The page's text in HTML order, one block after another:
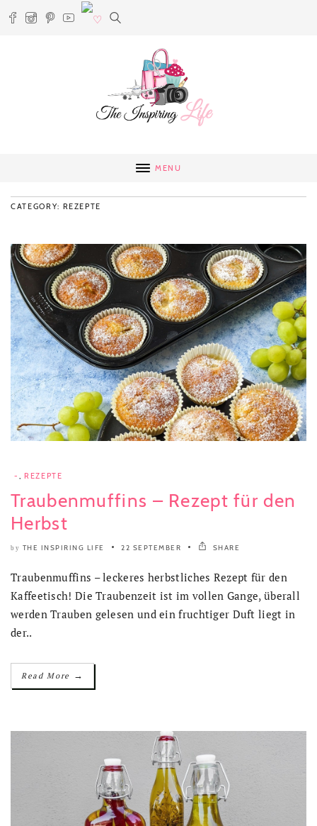
MENU
CATEGORY: REZEPTE
- , REZEPTE
Traubenmuffins – Rezept für den
Herbst
by THE INSPIRING LIFE 22 SEPTEMBER SHARE
Traubenmuffins – leckeres herbstliches Rezept für den
Kaffeetisch! Die Traubenzeit ist im vollen Gange, überall
werden Trauben gelesen und ein fruchtiger Duft liegt in
der..
Read More →